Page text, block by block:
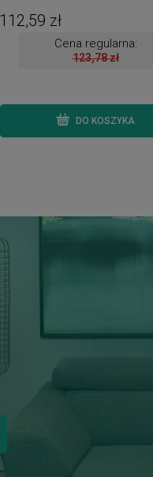
Wysyłka 24 h. )
112,59 zł
Cena regularna:
123,78 zł
DO KOSZYKA